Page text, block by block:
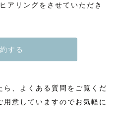
アリングをさせていただき
する
ら、よくある質問をご覧くだ
用意していますのでお気軽に